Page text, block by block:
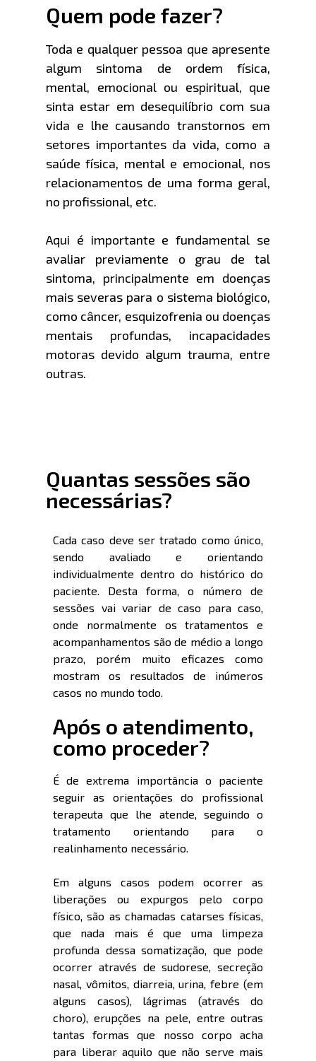
Quem pode fazer?
Toda e qualquer pessoa que apresente
algum sintoma de ordem física,
mental, emocional ou espiritual, que
sinta estar em desequilíbrio com sua
vida e lhe causando transtornos em
setores importantes da vida, como a
saúde física, mental e emocional, nos
relacionamentos de uma forma geral,
no profissional, etc.
Aqui é importante e fundamental se
avaliar previamente o grau de tal
sintoma, principalmente em doenças
mais severas para o sistema biológico,
como câncer, esquizofrenia ou doenças
mentais profundas, incapacidades
motoras devido algum trauma, entre
outras.
Quantas sessões são
necessárias?
Cada caso deve ser tratado como único,
sendo avaliado e orientando
individualmente dentro do histórico do
paciente. Desta forma, o número de
sessões vai variar de caso para caso,
onde normalmente os tratamentos e
acompanhamentos são de médio a longo
prazo, porém muito eficazes como
mostram os resultados de inúmeros
casos no mundo todo.
Após o atendimento,
como proceder?
É de extrema importância o paciente
seguir as orientações do profissional
terapeuta que lhe atende, seguindo o
tratamento orientando para o
realinhamento necessário.
Em alguns casos podem ocorrer as
liberações ou expurgos pelo corpo
físico, são as chamadas catarses físicas,
que nada mais é que uma limpeza
profunda dessa somatização, que pode
ocorrer através de sudorese, secreção
nasal, vômitos, diarreia, urina, febre (em
alguns casos), lágrimas (através do
choro), erupções na pele, entre outras
tantas formas que nosso corpo acha
para liberar aquilo que não serve mais